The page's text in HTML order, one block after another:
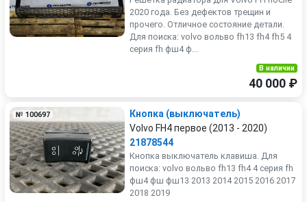
2020 года. Без дефектов трещин и
прочего. Отличное состояние детали.
Для поиска: volvo вольво fh13 fh4 fh5 4
серия fh фш4 ф...
В наличии
40 000 ₽
№ 100697
Кнопка (выключатель)
Volvo FH4 первое (2013 - 2020)
21878544
Кнопка выключатель клавиша. Для
поиска: volvo вольво fh13 fh4 4 серия fh
фш4 фш фш13 2013 2014 2015 2016 2017
2018 2019